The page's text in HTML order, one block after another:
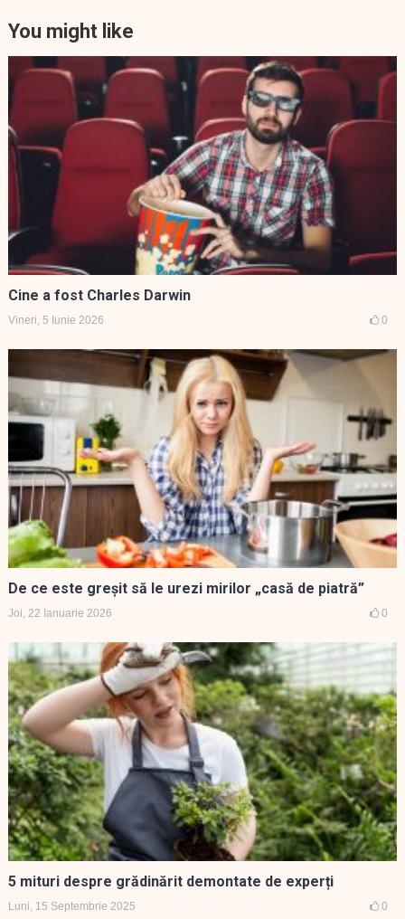
You might like
Cine a fost Charles Darwin
Vineri, 5 Iunie 2026 0
De ce este greşit să le urezi mirilor „casă de piatră”
Joi, 22 Ianuarie 2026 0
5 mituri despre grădinărit demontate de experți
Luni, 15 Septembrie 2025 0